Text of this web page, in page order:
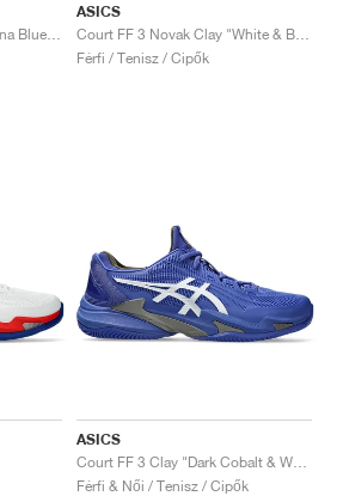
ASICS
Férfi / Tenisz / Cipők
ASICS
Férfi & Női / Tenisz / Cipők